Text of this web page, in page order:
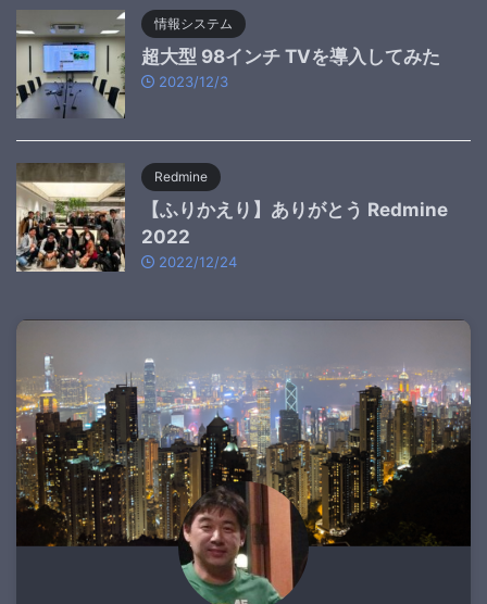
情報システム
超大型 98インチ TVを導入してみた
2023/12/3
Redmine
【ふりかえり】ありがとう Redmine
2022
2022/12/24